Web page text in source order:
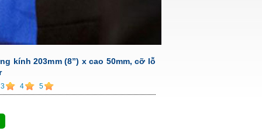
kính 203mm (8”) x cao 50mm, cỡ lỗ
3 4 5